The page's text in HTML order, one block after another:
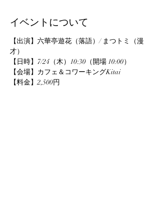
イベントについて
【出演】六華亭遊花（落語）/ まつトミ（漫
才）
【日時】7/24（木）10:30（開場 10:00）
【会場】カフェ＆コワーキングKitai
【料金】2,500円